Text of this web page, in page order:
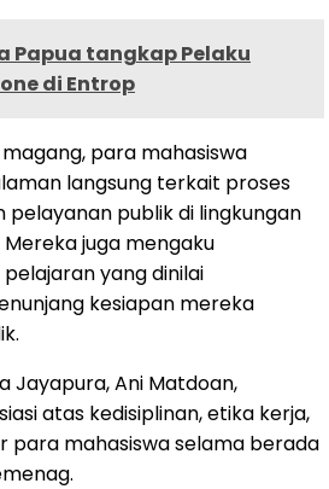
Papua tangkap Pelaku
di Entrop
para mahasiswa
langsung terkait proses
pelayanan publik di lingkungan
juga mengaku
yang dinilai
kesiapan mereka
Jayapura, Ani Matdoan,
atas kedisiplinan, etika kerja,
para mahasiswa selama berada